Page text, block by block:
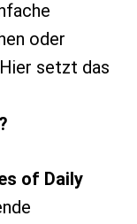
oder
setzt das
of Daily